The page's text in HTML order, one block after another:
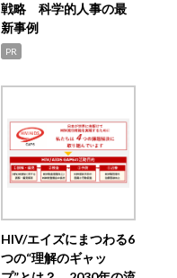
戦略 科学的人事の最
新事例
PR
HIV/エイズにまつわる6
つの“理解のギャッ